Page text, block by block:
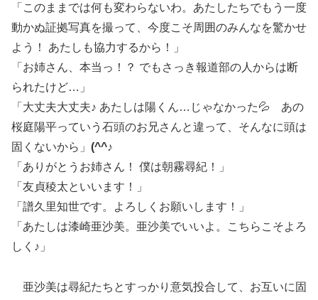
「このままでは何も変わらないわ。あたしたちでもう一度
動かぬ証拠写真を撮って、今度こそ周囲のみんなを驚かせ
よう！ あたしも協力するから！」
「お姉さん、本当っ！？ でもさっき報道部の人からは断
られたけど…」
「大丈夫大丈夫♪ あたしは陽くん…じゃなかった💦 あの
桜庭陽平っていう石頭のお兄さんと違って、そんなに頭は
固くないから」 (^^♪
「ありがとうお姉さん！ 僕は朝霧尋紀！」
「友貞稜太といいます！」
「譜久里知世です。よろしくお願いします！」
「あたしは漆崎亜沙美。亜沙美でいいよ。こちらこそよろ
しく♪」
亜沙美は尋紀たちとすっかり意気投合して、お互いに固